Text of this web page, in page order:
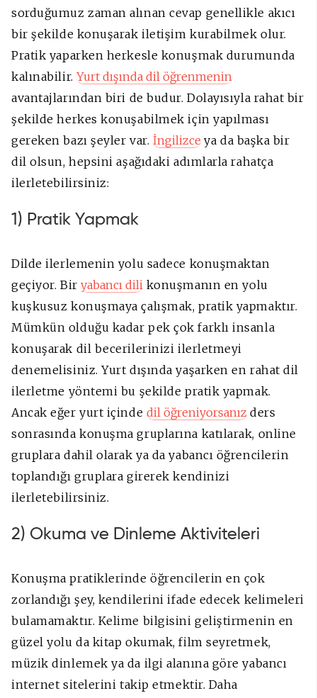
sorduğumuz zaman alınan cevap genellikle akıcı
bir şekilde konuşarak iletişim kurabilmek olur.
Pratik yaparken herkesle konuşmak durumunda
kalınabilir.Yurt dışında dil öğrenmenin
avantajlarından biri de budur. Dolayısıyla rahat bir
şekilde herkes konuşabilmek için yapılması
gereken bazı şeyler var. İngilizceya da başka bir
dil olsun, hepsini aşağıdaki adımlarla rahatça
ilerletebilirsiniz:
1) Pratik Yapmak
Dilde ilerlemenin yolu sadece konuşmaktan
geçiyor. Biryabancı dili konuşmanın en yolu
kuşkusuz konuşmaya çalışmak, pratik yapmaktır.
Mümkün olduğu kadar pek çok farklı insanla
konuşarak dil becerilerinizi ilerletmeyi
denemelisiniz. Yurt dışında yaşarken en rahat dil
ilerletme yöntemi bu şekilde pratik yapmak.
Ancak eğer yurt içinde dil öğreniyorsanızders
sonrasında konuşma gruplarına katılarak, online
gruplara dahil olarak ya da yabancı öğrencilerin
toplandığı gruplara girerek kendinizi
ilerletebilirsiniz.
2) Okuma ve Dinleme Aktiviteleri
Konuşma pratiklerinde öğrencilerin en çok
zorlandığı şey, kendilerini ifade edecek kelimeleri
bulamamaktır. Kelime bilgisini geliştirmenin en
güzel yolu da kitap okumak, film seyretmek,
müzik dinlemek ya da ilgi alanına göre yabancı
internet sitelerini takip etmektir. Daha